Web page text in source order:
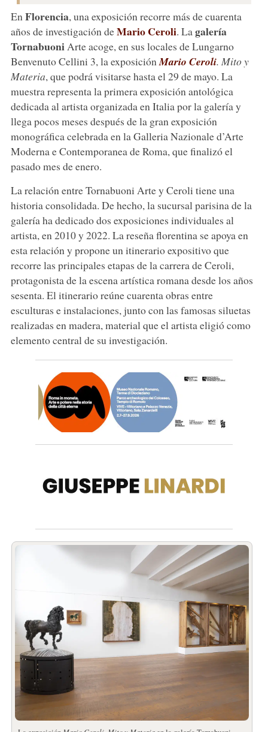
En Florencia, una exposición recorre más de cuarenta
años de investigación deMarioCeroli. La galería
Tornabuoni Arte acoge, en sus locales de Lungarno
Benvenuto Cellini 3, la exposición Mario Ceroli. Mito y
Materia, que podrá visitarse hasta el 29 de mayo. La
muestra representa la primera exposición antológica
dedicada al artista organizada en Italia por la galería y
llega pocos meses después de la gran exposición
monográfica celebrada en la Galleria Nazionale d’Arte
Moderna e Contemporanea de Roma, que finalizó el
pasado mes de enero.
La relación entre Tornabuoni Arte y Ceroli tiene una
historia consolidada. De hecho, la sucursal parisina de la
galería ha dedicado dos exposiciones individuales al
artista, en 2010 y 2022. La reseña florentina se apoya en
esta relación y propone un itinerario expositivo que
recorre las principales etapas de la carrera de Ceroli,
protagonista de la escena artística romana desde los años
sesenta. El itinerario reúne cuarenta obras entre
esculturas e instalaciones, junto con las famosas siluetas
realizadas en madera, material que el artista eligió como
elemento central de su investigación.